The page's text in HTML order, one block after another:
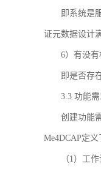
即系统是
证元数据设计
6）有没有
即是否存
3.3 功能
创建功能
Me4DCAP定
（1）工作